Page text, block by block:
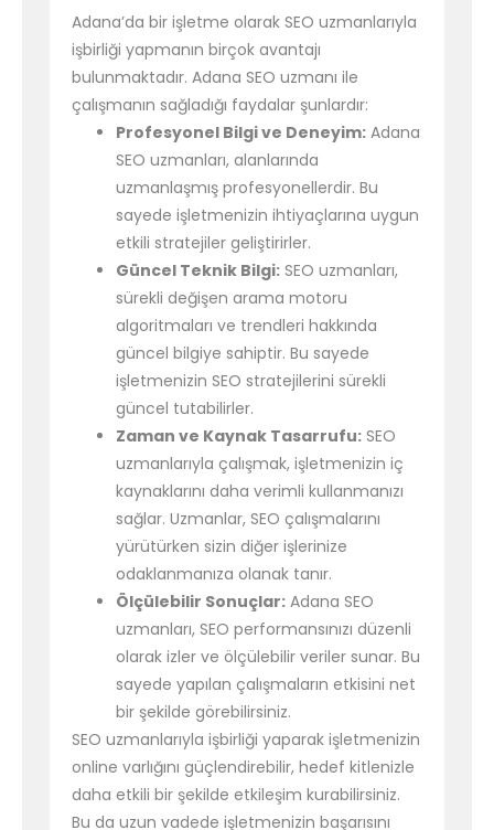
Adana’da bir işletme olarak SEO uzmanlarıyla
işbirliği yapmanın birçok avantajı
bulunmaktadır. Adana SEO uzmanı ile
çalışmanın sağladığı faydalar şunlardır:
Profesyonel Bilgi ve Deneyim: Adana
SEO uzmanları, alanlarında
uzmanlaşmış profesyonellerdir. Bu
sayede işletmenizin ihtiyaçlarına uygun
etkili stratejiler geliştirirler.
Güncel Teknik Bilgi: SEO uzmanları,
sürekli değişen arama motoru
algoritmaları ve trendleri hakkında
güncel bilgiye sahiptir. Bu sayede
işletmenizin SEO stratejilerini sürekli
güncel tutabilirler.
Zaman ve Kaynak Tasarrufu: SEO
uzmanlarıyla çalışmak, işletmenizin iç
kaynaklarını daha verimli kullanmanızı
sağlar. Uzmanlar, SEO çalışmalarını
yürütürken sizin diğer işlerinize
odaklanmanıza olanak tanır.
Ölçülebilir Sonuçlar: Adana SEO
uzmanları, SEO performansınızı düzenli
olarak izler ve ölçülebilir veriler sunar. Bu
sayede yapılan çalışmaların etkisini net
bir şekilde görebilirsiniz.
SEO uzmanlarıyla işbirliği yaparak işletmenizin
online varlığını güçlendirebilir, hedef kitlenizle
daha etkili bir şekilde etkileşim kurabilirsiniz.
Bu da uzun vadede işletmenizin başarısını